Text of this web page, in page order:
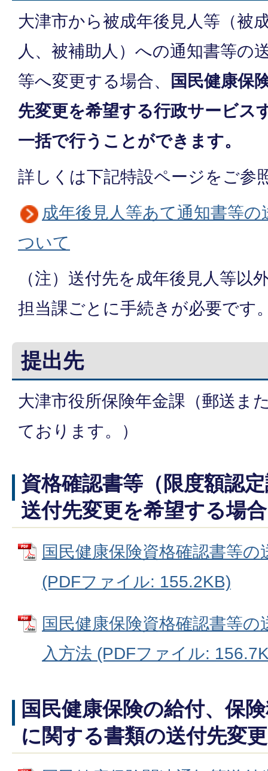
大津市から被成年後見人等（被
人、被補助人）への通知書等の
等へ変更する場合、
国民健康保
先変更を希望する行政サービス
一括で行うことができます。
詳しくは下記特設ページをご参
成年後見人等あて通知書等
ついて
（注）送付先を成年後見人等以
担当課ごとに手続きが必要です
提出先
大津市役所保険年金課（郵送ま
ております。）
資格確認書等（限度額認
送付先変更を希望する場合
国民健康保険資格確認書等の
(PDFファイル: 155.2KB)
国民健康保険資格確認書等
入方法 (PDFファイル:
国民健康保険の給付、保
に関する書類の送付先変